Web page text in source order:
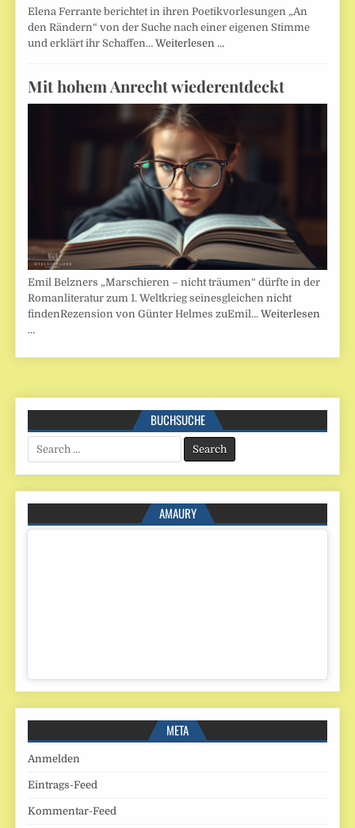
Elena Ferrante berichtet in ihren Poetikvorlesungen „An
den Rändern“ von der Suche nach einer eigenen Stimme
und erklärt ihr Schaffen…Weiterlesen …
Mit hohem Anrecht wiederentdeckt
Emil Belzners „Marschieren – nicht träumen“ dürfte in der
Romanliteratur zum 1. Weltkrieg seinesgleichen nicht
findenRezension von Günter Helmes zuEmil…Weiterlesen
…
BUCHSUCHE
Search
for:
AMAURY
META
Anmelden
Eintrags-Feed
Kommentar-Feed